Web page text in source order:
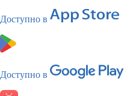
Доступно в
Доступно в